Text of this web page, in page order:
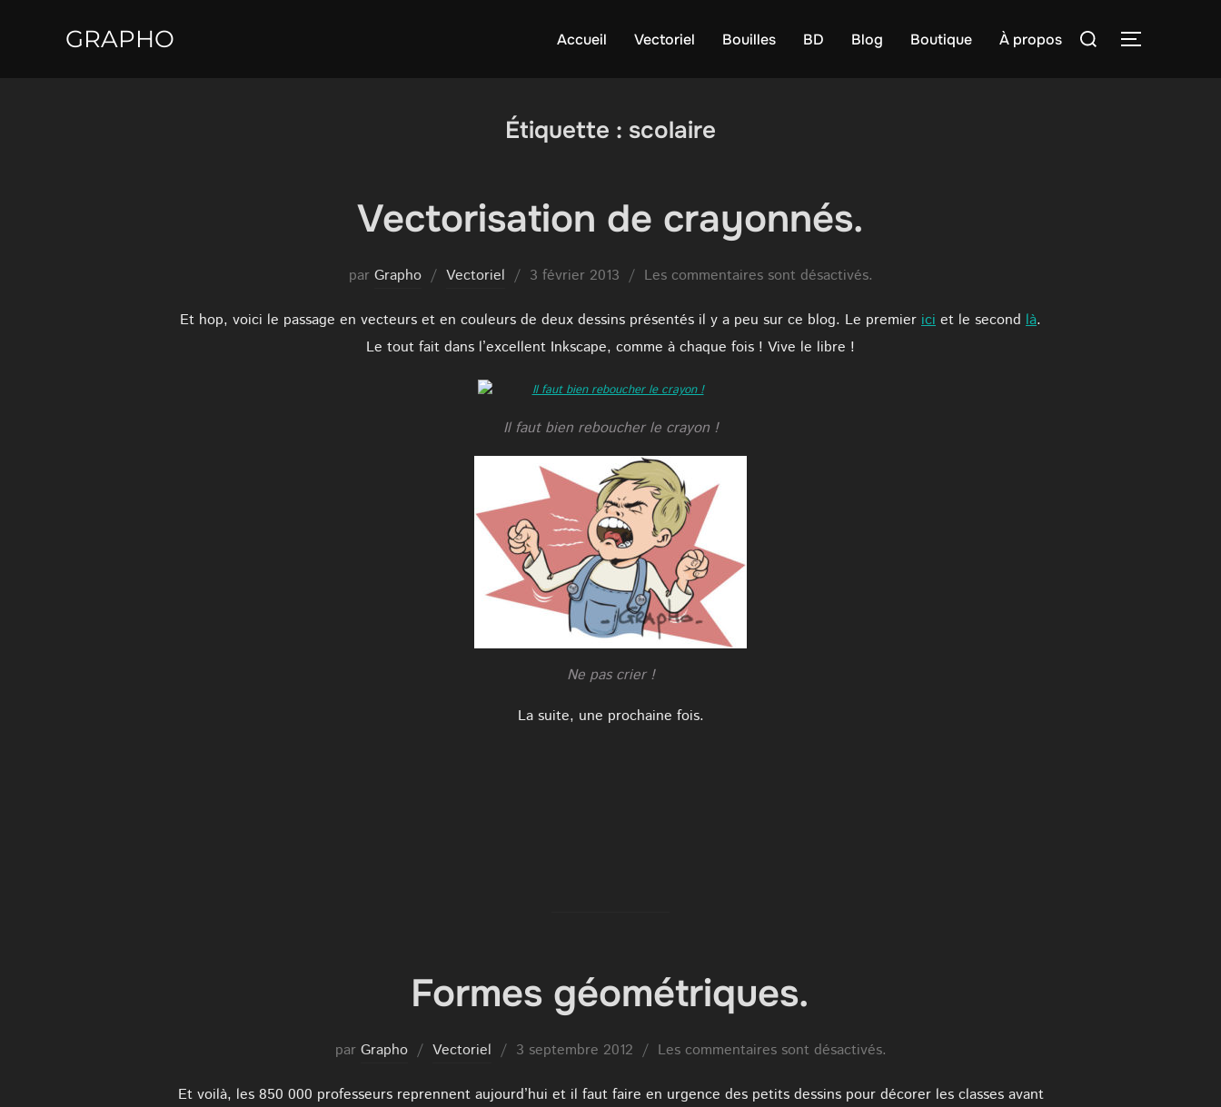
GRAPHO Accueil Vectoriel Bouilles BD Blog Boutique À propos
Rechercher :
Étiquette : scolaire
Vectorisation de crayonnés.
par Grapho Vectoriel
Publié
3 février 2013 Les commentaires sont désactivés.
Et hop, voici le passage en vecteurs et en couleurs de deux dessins présentés il y a peu sur ce blog. Le premier ici et le second là.
Le tout fait dans l’excellent Inkscape, comme à chaque fois ! Vive le libre !
Il faut bien reboucher le crayon !
Ne pas crier !
La suite, une prochaine fois.
Formes géométriques.
par Grapho Vectoriel
Publié
3 septembre 2012 Les commentaires sont désactivés.
Et voilà, les 850 000 professeurs reprennent aujourd’hui et il faut faire en urgence des petits dessins pour décorer les classes avant